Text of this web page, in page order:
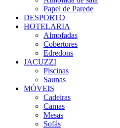
Papel de Parede
DESPORTO
HOTELARIA
Almofadas
Cobertores
Edredons
JACUZZI
Piscinas
Saunas
MÓVEIS
Cadeiras
Camas
Mesas
Sofás